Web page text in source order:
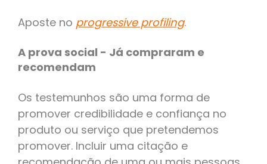
Aposte no progressive profiling.
A prova social - Já compraram e
recomendam
Os testemunhos são uma forma de
promover credibilidade e confiança no
produto ou serviço que pretendemos
promover. Incluir uma citação e